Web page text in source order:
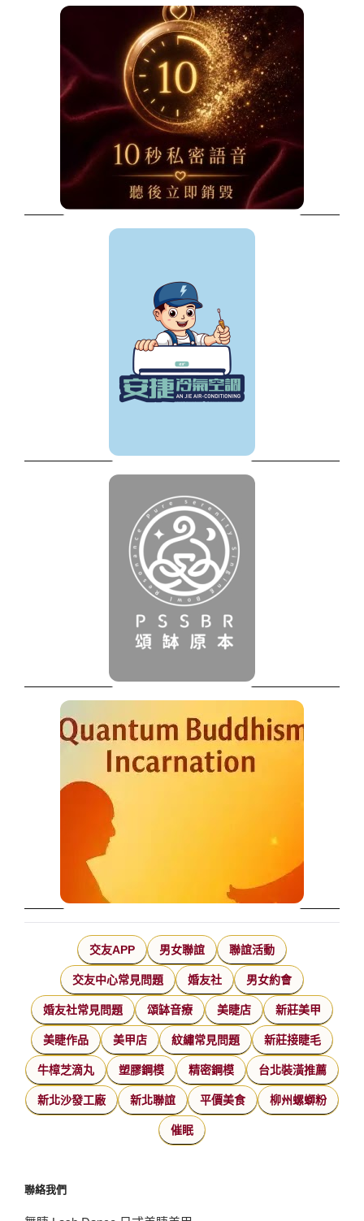
交友APP 男女聯誼 聯誼活動
交友中心常見問題 婚友社 男女約會
婚友社常見問題 頌缽音療 美睫店 新莊美甲
美睫作品 美甲店 紋繡常見問題 新莊接睫毛
牛樟芝滴丸 塑膠鋼模 精密鋼模 台北裝潢推薦
新北沙發工廠 新北聯誼 平價美食 柳州螺螄粉
催眠
聯絡我們